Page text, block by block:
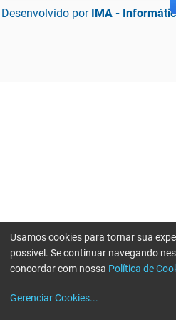
Desenvolvido por IMA -
Usamos cookies para tornar sua
possível. Se continuar navegando
concordar com nossa Política de
Gerenciar Cookies...
Erro ao enviar informações, por